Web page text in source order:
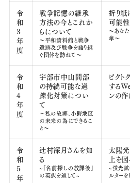
令
和
3
年
度
戦争記憶の継承
方法の今とこれか
らについて
～平和資料館と戦争
遺跡及び戦争を語り継
ぐ団体を訪ねて～
折り紙
可能性
～あな
傘～
令
和
4
年
度
宇部市中山間部
の持続可能な過
疎化対策につい
て
～私の故郷、小野地区
の未来の為にできるこ
と～
ピクト
する
ンの作
令
和
5
年
辻村深月さんを知
る
~「名前探しの放課後」
の英訳を通して~
太陽
上を図
~蛍光鉱
ルター